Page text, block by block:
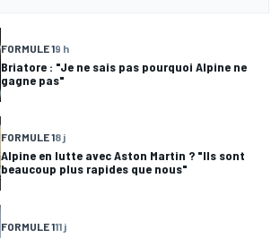
FORMULE 19 h
Briatore : "Je ne sais pas pourquoi Alpine ne
gagne pas"
FORMULE 18 j
Alpine en lutte avec Aston Martin ? "Ils sont
beaucoup plus rapides que nous"
FORMULE 111 j